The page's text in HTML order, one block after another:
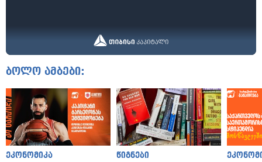
ბოლო ამბები:
ეკონომიკა წიგნები